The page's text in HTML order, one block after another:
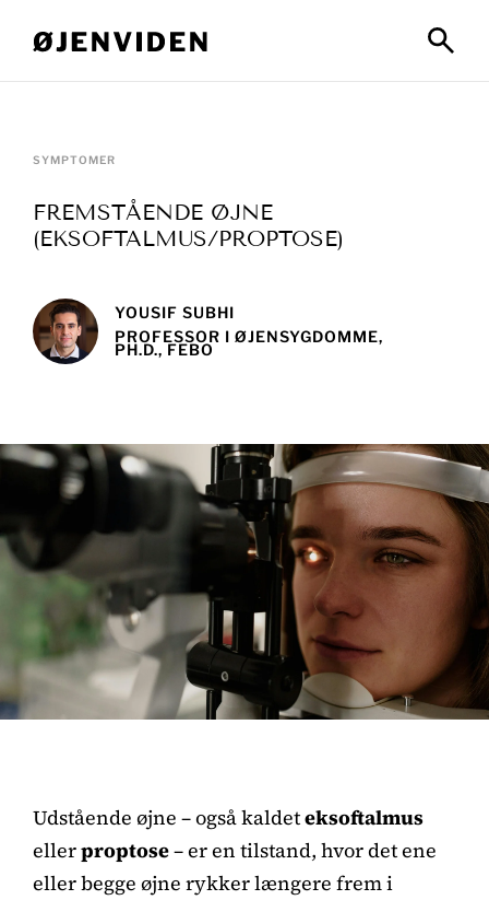
SYMPTOMER
FREMSTÅENDE ØJNE
(EKSOFTALMUS/PROPTOSE)
YOUSIF SUBHI
PROFESSOR I ØJENSYGDOMME,
PH.D., FEBO
Udstående øjne – også kaldeteksoftalmus
ellerproptose– er en tilstand, hvor det ene
eller begge øjne rykker længere frem i